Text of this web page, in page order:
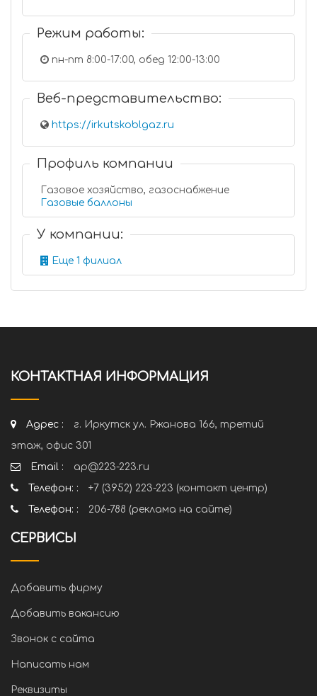
Режим работы:
пн-пт 8:00-17:00, обед 12:00-13:00
Веб-представительство:
https://irkutskoblgaz.ru
Профиль компании
Газовое хозяйство, газоснабжение
Газовые баллоны
У компании:
Еще 1 филиал
КОНТАКТНАЯ ИНФОРМАЦИЯ
Адрес :
г. Иркутск ул. Ржанова 166, третий
этаж, офис 301
Email :
ap@223-223.ru
Телефон: :
+7 (3952) 223-223 (контакт центр)
Телефон: :
206-788 (реклама на сайте)
СЕРВИСЫ
Добавить фирму
Добавить вакансию
Звонок с сайта
Написать нам
Реквизиты